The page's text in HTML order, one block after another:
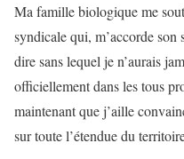
Ma famille biologique me
syndicale qui, m’accorde
dire sans lequel je n’aurais
officiellement dans les tous
maintenant que j’aille
sur toute l’étendue du